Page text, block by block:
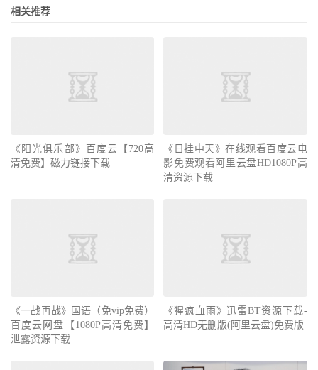
相关推荐
《阳光俱乐部》百度云【720高
清免费】磁力链接下载
《日挂中天》在线观看百度云电
影免费观看阿里云盘HD1080P高
清资源下载
《一战再战》国语（免vip免费）
百度云网盘【1080P高清免费】
泄露资源下载
《猩疯血雨》迅雷BT资源下载-
高清HD无删版(阿里云盘)免费版